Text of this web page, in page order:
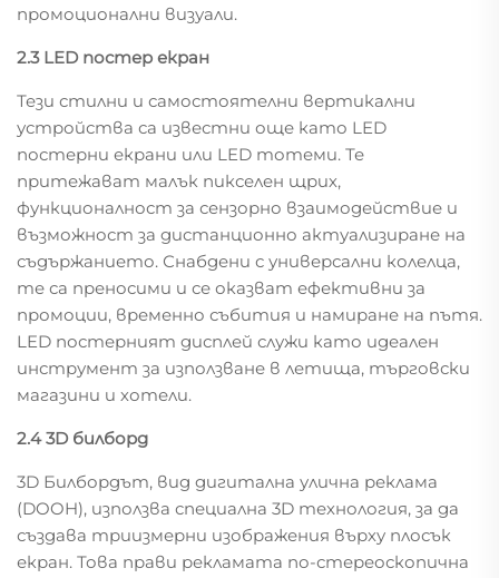
промоционални визуали.
2.3 LED постер екран
Тези стилни и самостоятелни вертикални
устройства са известни още като LED
постерни екрани или LED тотеми. Те
притежават малък пикселен щрих,
функционалност за сензорно взаимодействие и
възможност за дистанционно актуализиране на
съдържанието. Снабдени с универсални колелца,
те са преносими и се оказват ефективни за
промоции, временно събития и намиране на пътя.
LED постерният дисплей служи като идеален
инструмент за използване в летища, търговски
магазини и хотели.
2.4 3D билборд
3D Билбордът, вид дигитална улична реклама
(DOOH), използва специална 3D технология, за да
създава триизмерни изображения върху плосък
екран. Това прави рекламата по-стереоскопична